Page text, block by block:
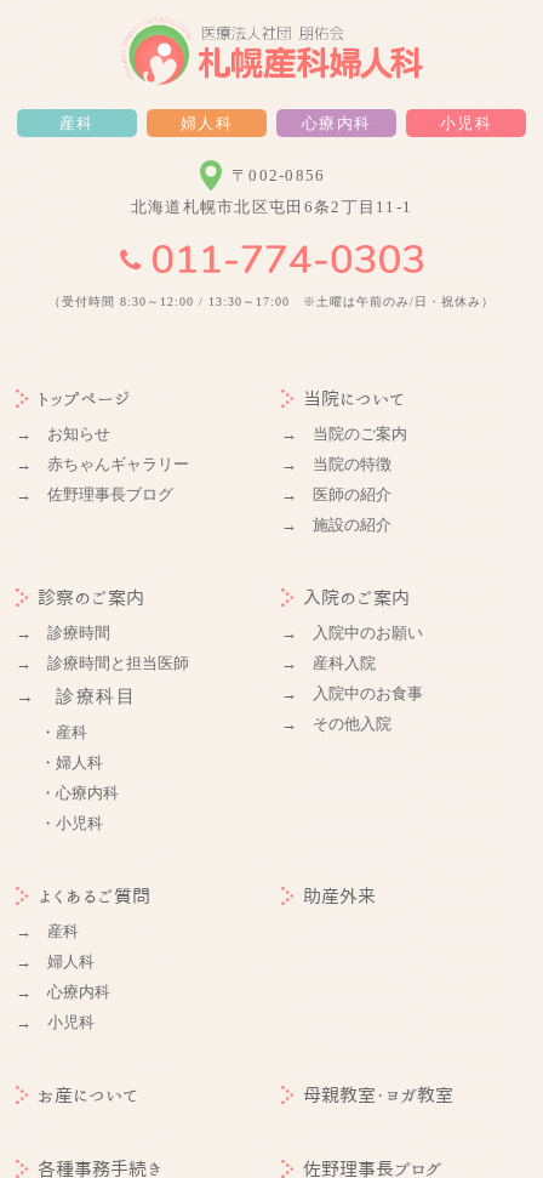
産科 婦人科 心療内科 小児科
〒002-0856
北海道札幌市北区屯田6条2丁目11-1
（受付時間 8:30～12:00 / 13:30～17:00 ※土曜は午前のみ/日・祝休み）
トップページ
→ お知らせ
→ 赤ちゃんギャラリー
→ 佐野理事長ブログ
当院について
→ 当院のご案内
→ 当院の特徴
→ 医師の紹介
→ 施設の紹介
診察のご案内
→ 診療時間
→ 診療時間と担当医師
→ 診療科目
・産科
・婦人科
・心療内科
・小児科
入院のご案内
→ 入院中のお願い
→ 産科入院
→ 入院中のお食事
→ その他入院
よくあるご質問
→ 産科
→ 婦人科
→ 心療内科
→ 小児科
助産外来
お産について 母親教室・ヨガ教室
各種事務手続き 佐野理事長ブログ